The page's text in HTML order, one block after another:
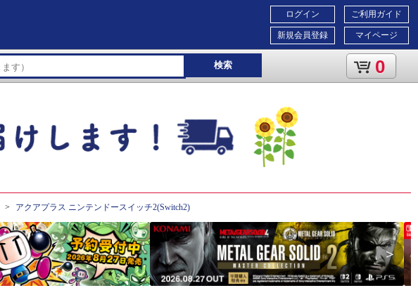
ご利用ガイド
マイページ
ログイン
新規会員登録
検索 0
アクアプラス ニンテンドースイッチ2(Switch2)
＞